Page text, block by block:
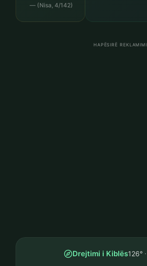
— (Nisa, 4/142)
HAPËSIRË REKLAMIMI
Drejtimi i Kiblës126°